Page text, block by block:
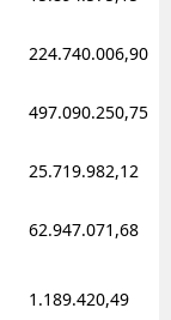
224.740.006,90
497.090.250,75
25.719.982,12
62.947.071,68
1.189.420,49